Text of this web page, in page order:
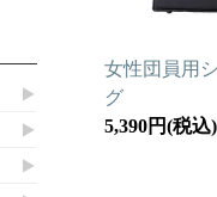
女性団員用
グ
5,390円(税込)